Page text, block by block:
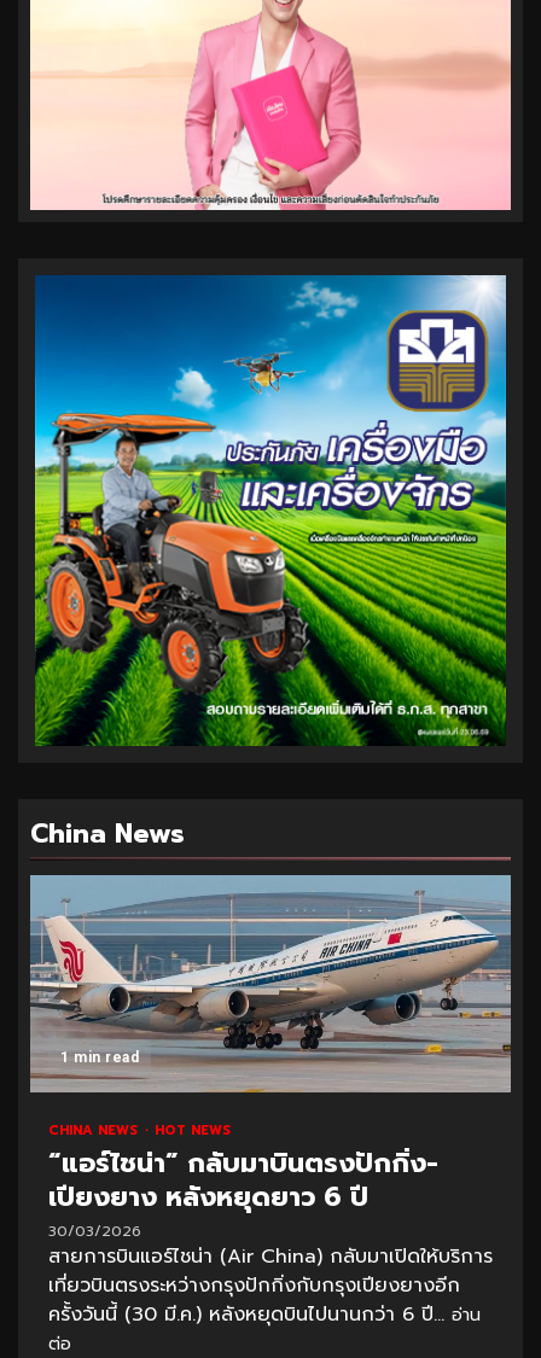
China News
1 min read
CHINA NEWS HOT NEWS
“แอร์ไชน่า” กลับมาบินตรงปักกิ่ง-
เปียงยาง หลังหยุดยาว 6 ปี
30/03/2026
สายการบินแอร์ไชน่า (Air China) กลับมาเปิดให้บริการ
เที่ยวบินตรงระหว่างกรุงปักกิ่งกับกรุงเปียงยางอีก
ครั้งวันนี้ (30 มี.ค.) หลังหยุดบินไปนานกว่า 6 ปี... อ่าน
ต่อ